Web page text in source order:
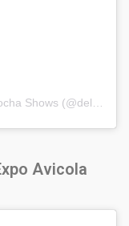
Avicola